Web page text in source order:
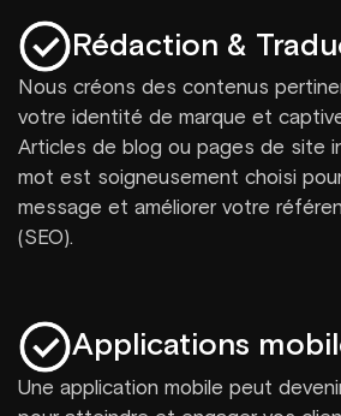
Rédaction &
Nous créons des contenus
votre identité de marque et
Articles de blog ou pages de site
mot est soigneusement choisi
message et améliorer votre
(SEO).
Applications
Une application mobile peut